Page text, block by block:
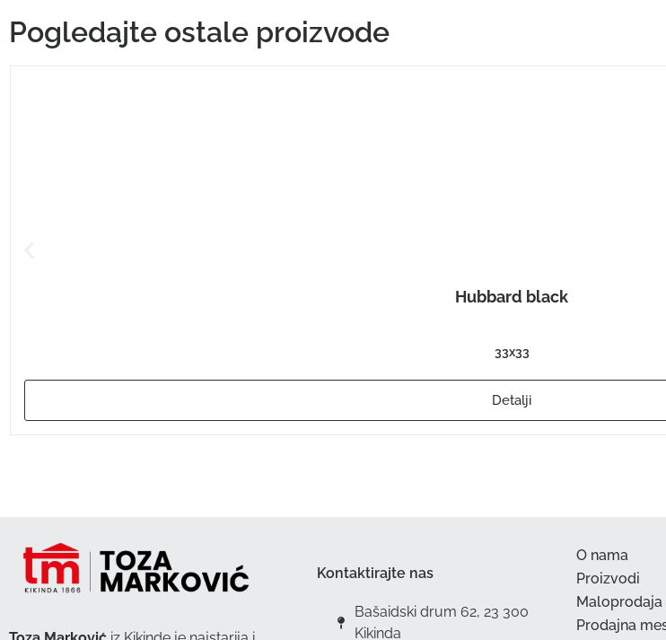
Pogledajte ostale proizvode
Hubbard black
33x33
Detalji
Kontaktirajte nas
Bašaidski drum 62, 23 300
Kikinda
O nama
Proizvodi
Maloprodaja
Prodajna